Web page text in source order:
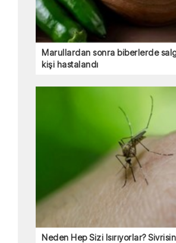
Marullardan sonra biberlerde
kişi hastalandı
Neden Hep Sizi Isırıyorlar?